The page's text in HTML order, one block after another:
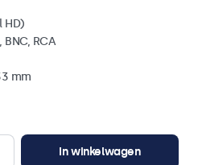
HD)
RCA
mm
In winkelwagen